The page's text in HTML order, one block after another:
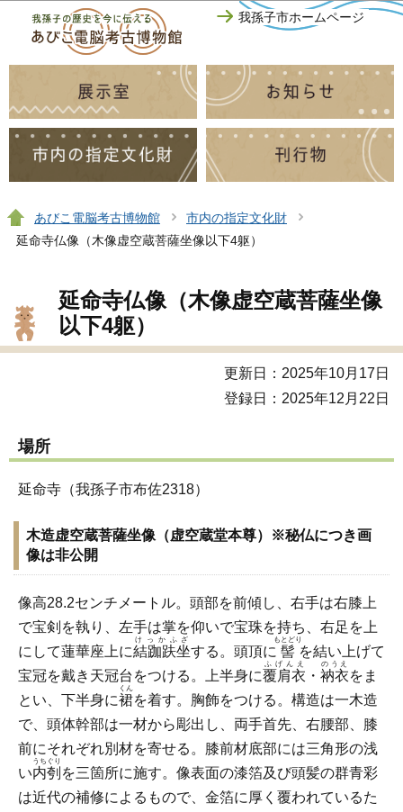
このページの本文へ移動我孫子市ホームページ
あびこ電脳考古博物館
市内の指定文化財
延命寺仏像（木像虚空蔵菩薩坐像以下4躯）
延命寺仏像（木像虚空蔵菩薩坐像
以下4躯）
更新日：2025年10月17日
登録日：2025年12月22日
場所
延命寺（我孫子市布佐2318）
木造虚空蔵菩薩坐像（虚空蔵堂本尊）※秘仏につき画
像は非公開
像高28.2センチメートル。頭部を前傾し、右手は右膝上
で宝剣を執り、左手は掌を仰いで宝珠を持ち、右足を上
にして蓮華座上に結跏趺坐
けっかふざ
する。頭頂に 髻
もとどり
を結い上げて
宝冠を戴き天冠台をつける。上半身に覆肩衣
ふげんえ
・ 衲衣
のうえ
をま
とい、下半身に裙
くん
を着す。胸飾をつける。構造は一木造
で、頭体幹部は一材から彫出し、両手首先、右腰部、膝
前にそれぞれ別材を寄せる。膝前材底部には三角形の浅
い内刳
うちぐり
を三箇所に施す。像表面の漆箔及び頭髪の群青彩
は近代の補修によるもので、金箔に厚く覆われているた